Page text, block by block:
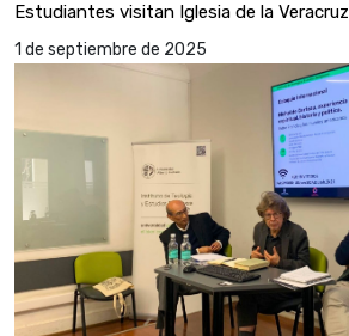
Estudiantes visitan Iglesia de la Veracruz
1 de septiembre de 2025